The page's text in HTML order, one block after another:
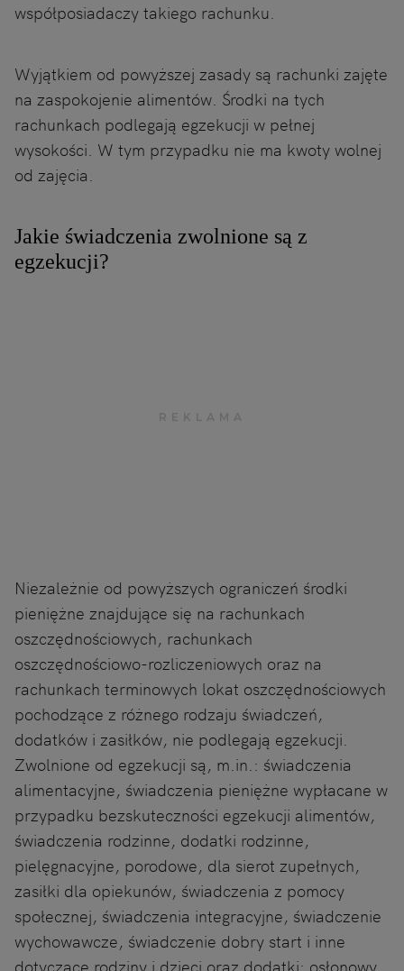
współposiadaczy takiego rachunku.
Wyjątkiem od powyższej zasady są rachunki zajęte
na zaspokojenie alimentów. Środki na tych
rachunkach podlegają egzekucji w pełnej
wysokości. W tym przypadku nie ma kwoty wolnej
od zajęcia.
Jakie świadczenia zwolnione są z
egzekucji?
Niezależnie od powyższych ograniczeń środki
pieniężne znajdujące się na rachunkach
oszczędnościowych, rachunkach
oszczędnościowo-rozliczeniowych oraz na
rachunkach terminowych lokat oszczędnościowych
pochodzące z różnego rodzaju świadczeń,
dodatków i zasiłków, nie podlegają egzekucji.
Zwolnione od egzekucji są, m.in.: świadczenia
alimentacyjne, świadczenia pieniężne wypłacane w
przypadku bezskuteczności egzekucji alimentów,
świadczenia rodzinne, dodatki rodzinne,
pielęgnacyjne, porodowe, dla sierot zupełnych,
zasiłki dla opiekunów, świadczenia z pomocy
społecznej, świadczenia integracyjne, świadczenie
wychowawcze, świadczenie dobry start i inne
dotyczące rodziny i dzieci oraz dodatki: osłonowy,